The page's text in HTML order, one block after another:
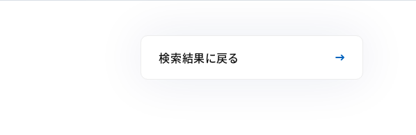
検索結果に戻る